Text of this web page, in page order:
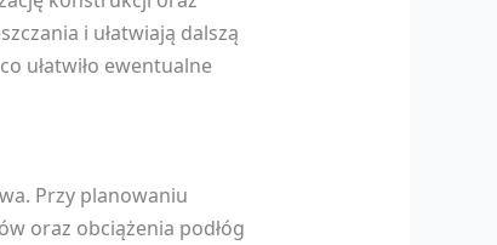
i ułatwiają dalszą
ułatwiło ewentualne
Przy planowaniu
oraz obciążenia podłóg